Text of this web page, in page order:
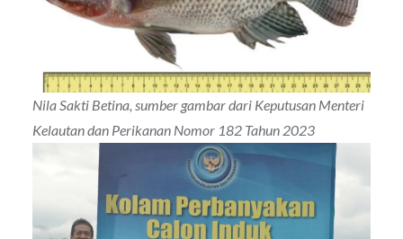
Nila Sakti Betina, sumber gambar dari Keputusan Menteri
Kelautan dan Perikanan Nomor 182 Tahun 2023